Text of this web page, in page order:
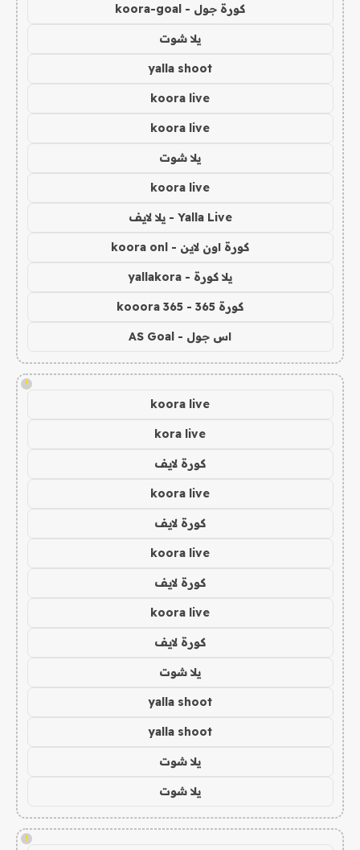
كورة جول - koora-goal
يلا شوت
yalla shoot
koora live
koora live
يلا شوت
koora live
Yalla Live - يلا لايف
كورة اون لاين - koora onl
يلا كورة - yallakora
كورة 365 - kooora 365
اس جول - AS Goal
!
koora live
kora live
كورة لايف
koora live
كورة لايف
koora live
كورة لايف
koora live
كورة لايف
يلا شوت
yalla shoot
yalla shoot
يلا شوت
يلا شوت
!